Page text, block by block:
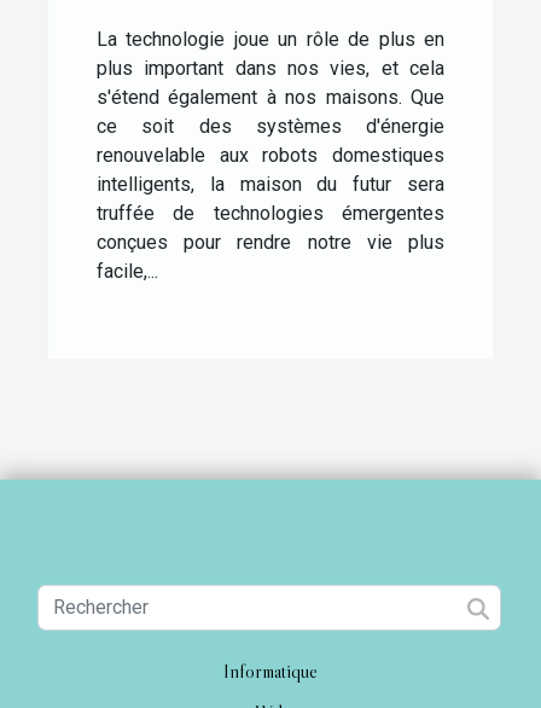
La technologie joue un rôle de plus en
plus important dans nos vies, et cela
s'étend également à nos maisons. Que
ce soit des systèmes d'énergie
renouvelable aux robots domestiques
intelligents, la maison du futur sera
truffée de technologies émergentes
conçues pour rendre notre vie plus
facile,...
Informatique